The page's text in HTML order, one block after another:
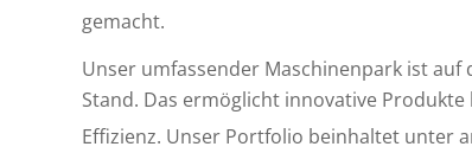
gemacht.
Unser umfassender Maschinenpark ist auf
Stand. Das ermöglicht innovative
Effizienz. Unser Portfolio beinhaltet unter